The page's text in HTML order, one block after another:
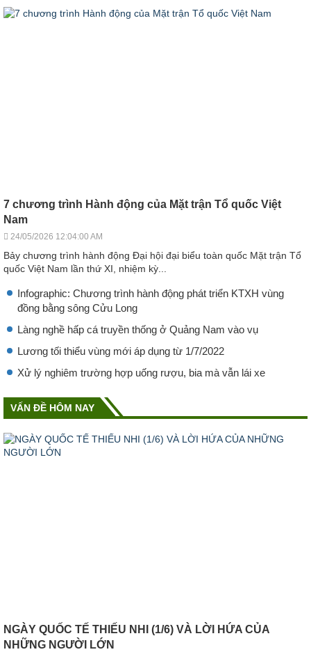
7 chương trình Hành động của Mặt trận Tổ quốc Việt
Nam
24/05/2026 12:04:00 AM
Bảy chương trình hành động Đại hội đại biểu toàn quốc Mặt trận Tổ
quốc Việt Nam lần thứ XI, nhiệm kỳ...
Infographic: Chương trình hành động phát triển KTXH vùng
đồng bằng sông Cửu Long
Làng nghề hấp cá truyền thống ở Quảng Nam vào vụ
Lương tối thiểu vùng mới áp dụng từ 1/7/2022
Xử lý nghiêm trường hợp uống rượu, bia mà vẫn lái xe
VẤN ĐỀ HÔM NAY
NGÀY QUỐC TẾ THIẾU NHI (1/6) VÀ LỜI HỨA CỦA
NHỮNG NGƯỜI LỚN